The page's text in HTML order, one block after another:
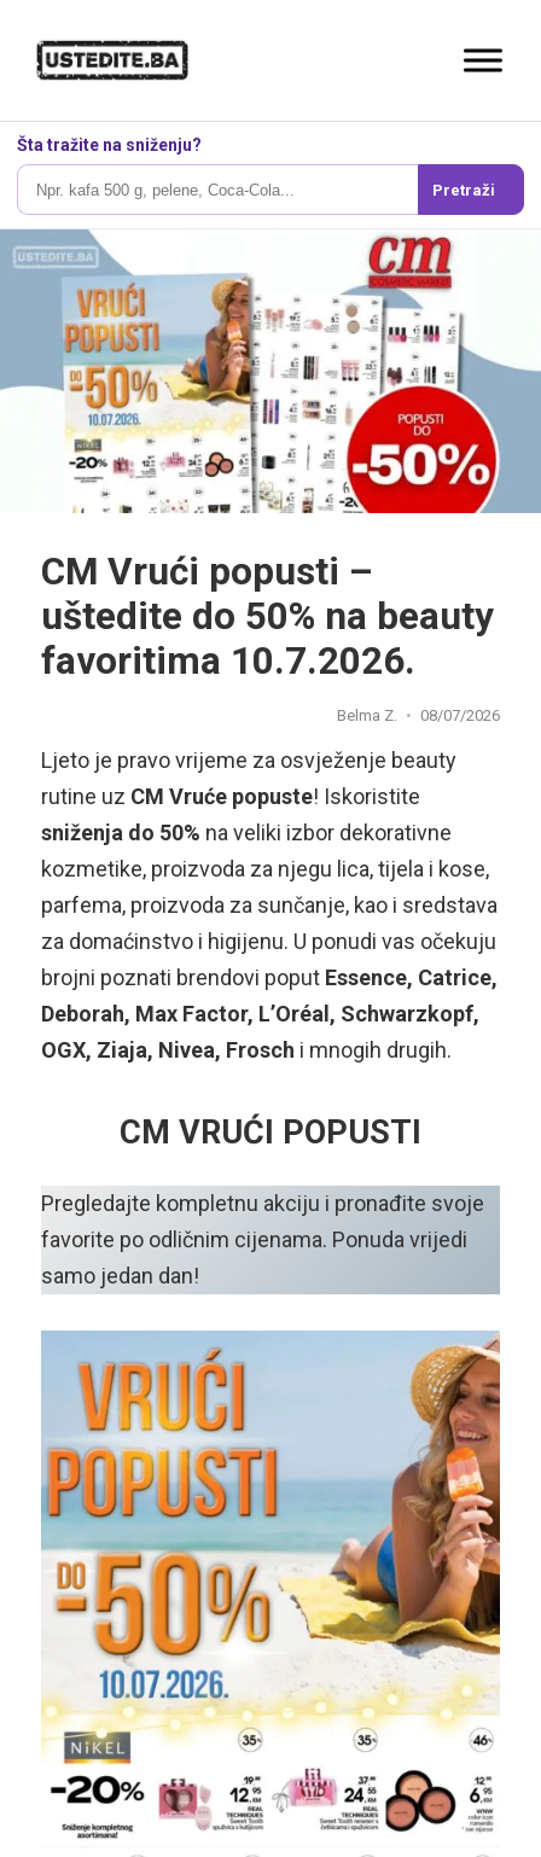
Šta tražite na sniženju?
Pretraži
CM Vrući popusti –
uštedite do 50% na beauty
favoritima 10.7.2026.
Belma Z. 08/07/2026
Ljeto je pravo vrijeme za osvježenje beauty
rutine uz CM Vruće popuste! Iskoristite
sniženja do 50% na veliki izbor dekorativne
kozmetike, proizvoda za njegu lica, tijela i kose,
parfema, proizvoda za sunčanje, kao i sredstava
za domaćinstvo i higijenu. U ponudi vas očekuju
brojni poznati brendovi poput Essence, Catrice,
Deborah, Max Factor, L’Oréal, Schwarzkopf,
OGX, Ziaja, Nivea, Frosch i mnogih drugih.
CM VRUĆI POPUSTI
Pregledajte kompletnu akciju i pronađite svoje
favorite po odličnim cijenama. Ponuda vrijedi
samo jedan dan!